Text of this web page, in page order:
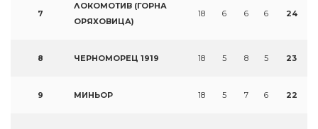
7
ЛОКОМОТИВ (ГОРНА
ОРЯХОВИЦА)
18 6 6 6 24
8 ЧЕРНОМОРЕЦ 1919 18 5 8 5 23
9 МИНЬОР 18 5 7 6 22